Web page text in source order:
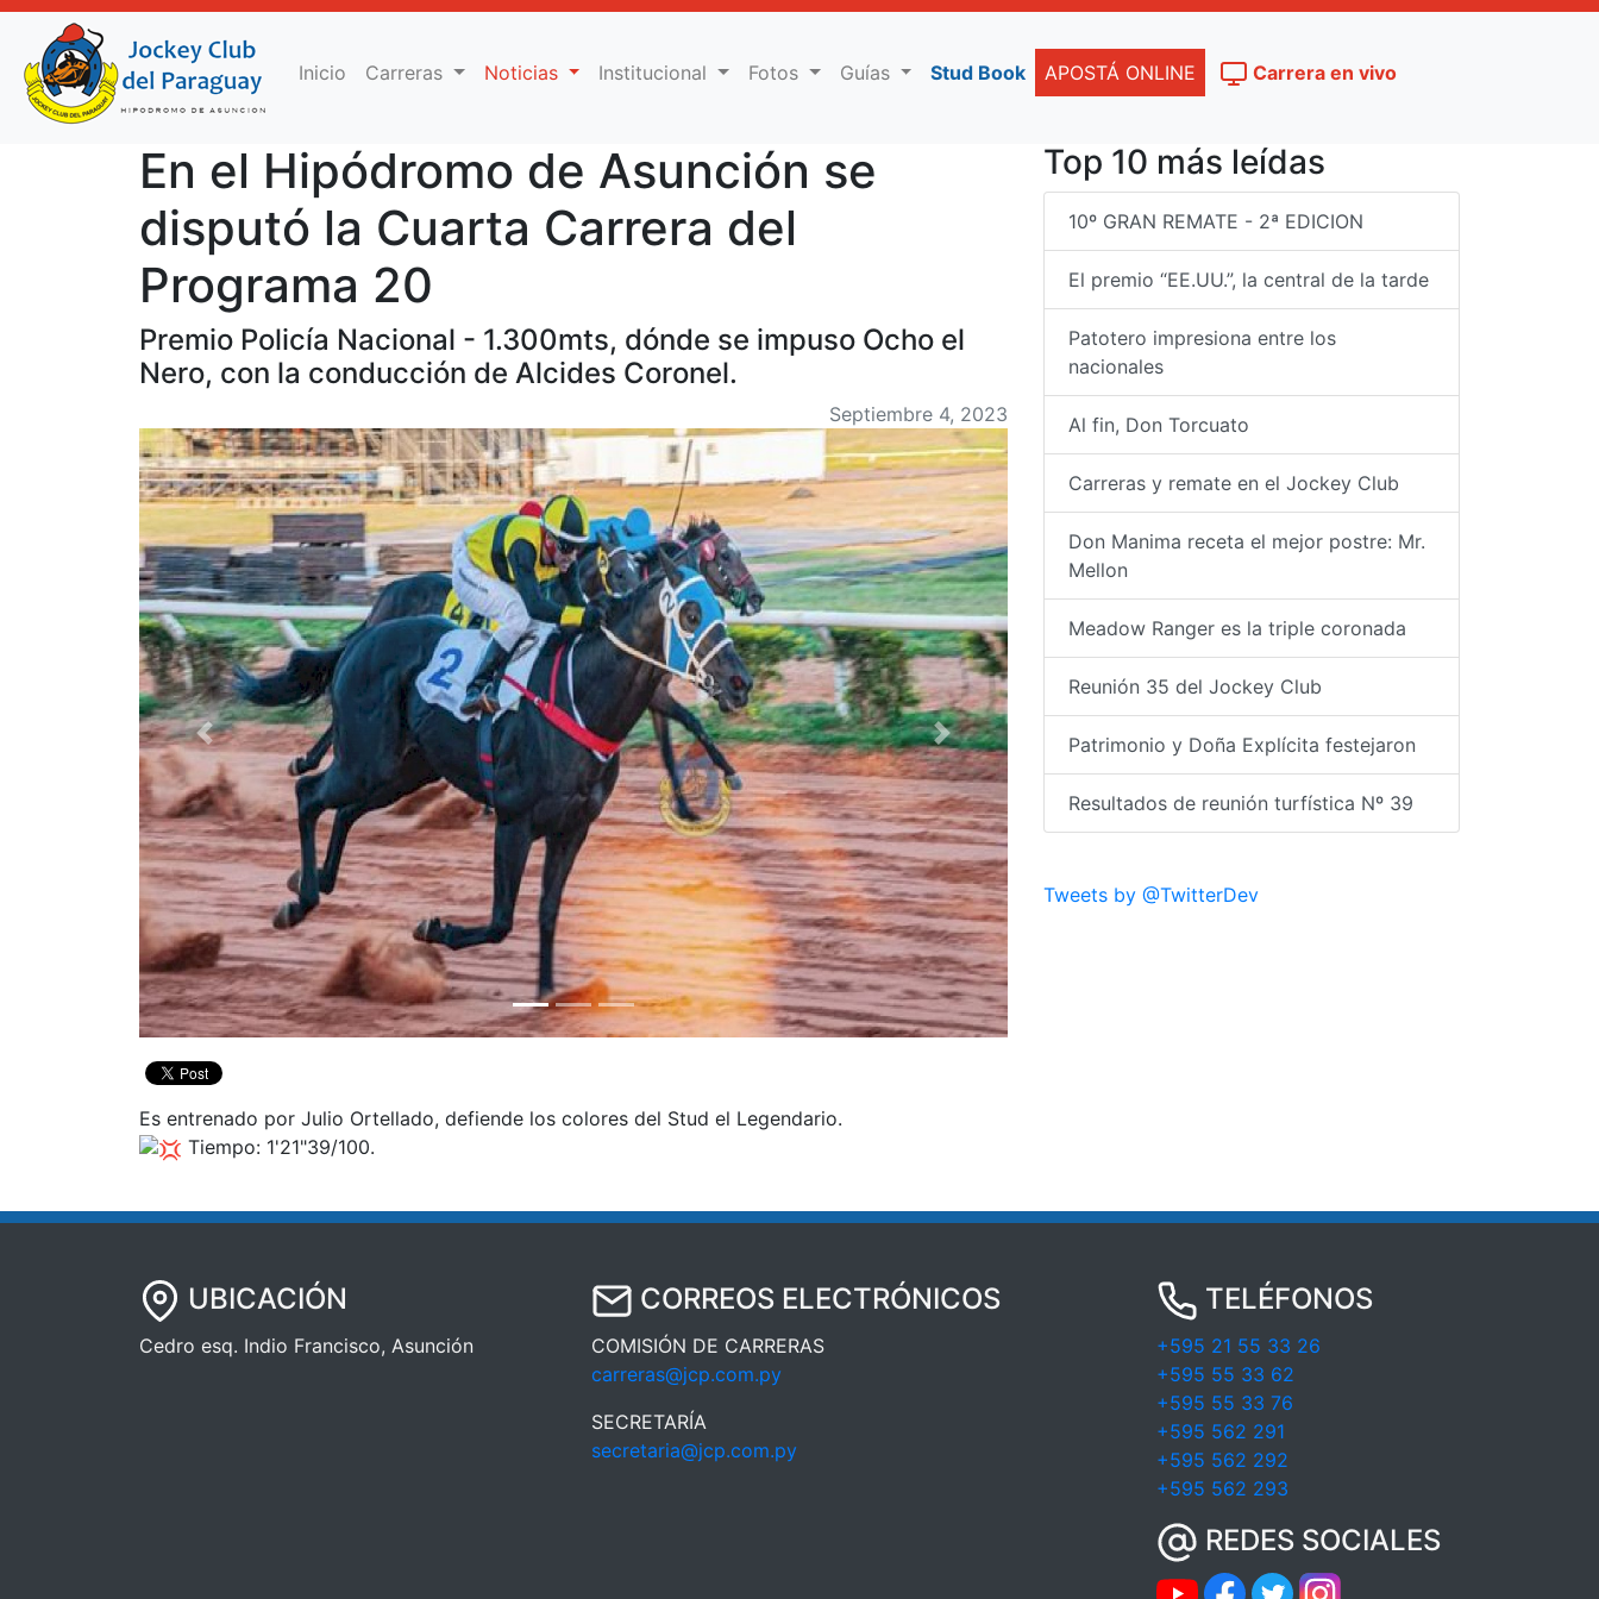
Inicio (current)
Carreras Noticias Institucional Fotos Guías Stud Book APOSTÁ ONLINE Carrera en vivo
En el Hipódromo de Asunción se
disputó la Cuarta Carrera del
Programa 20
Premio Policía Nacional - 1.300mts, dónde se impuso Ocho el
Nero, con la conducción de Alcides Coronel.
Septiembre 4, 2023
Previous Next
Es entrenado por Julio Ortellado, defiende los colores del Stud el Legendario.
Tiempo: 1'21"39/100.
Top 10 más leídas
10º GRAN REMATE - 2ª EDICION
El premio “EE.UU.”, la central de la tarde
Patotero impresiona entre los
nacionales
Al fin, Don Torcuato
Carreras y remate en el Jockey Club
Don Manima receta el mejor postre: Mr.
Mellon
Meadow Ranger es la triple coronada
Reunión 35 del Jockey Club
Patrimonio y Doña Explícita festejaron
Resultados de reunión turfística Nº 39
Tweets by @TwitterDev
UBICACIÓN
Cedro esq. Indio Francisco, Asunción
CORREOS ELECTRÓNICOS
COMISIÓN DE CARRERAS
carreras@jcp.com.py
SECRETARÍA
secretaria@jcp.com.py
TELÉFONOS
+595 21 55 33 26
+595 55 33 62
+595 55 33 76
+595 562 291
+595 562 292
+595 562 293
REDES SOCIALES